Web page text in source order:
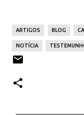
ARTIGOS BLOG
NOTÍCIA